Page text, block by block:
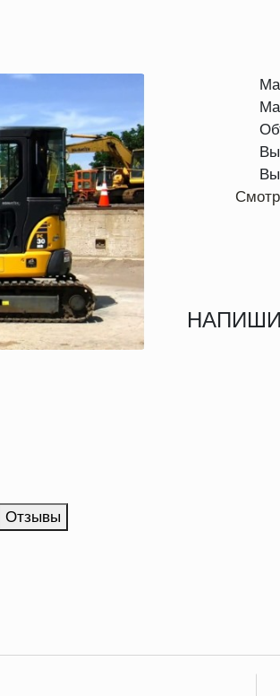
Отзывы